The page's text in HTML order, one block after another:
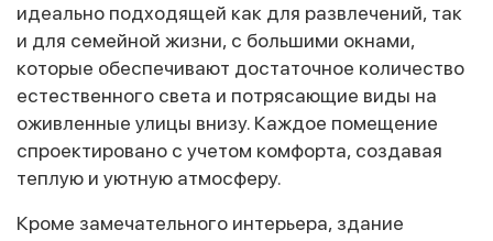
идеально подходящей как для развлечений, так
и для семейной жизни, с большими окнами,
которые обеспечивают достаточное количество
естественного света и потрясающие виды на
оживленные улицы внизу. Каждое помещение
спроектировано с учетом комфорта, создавая
теплую и уютную атмосферу.
Кроме замечательного интерьера, здание